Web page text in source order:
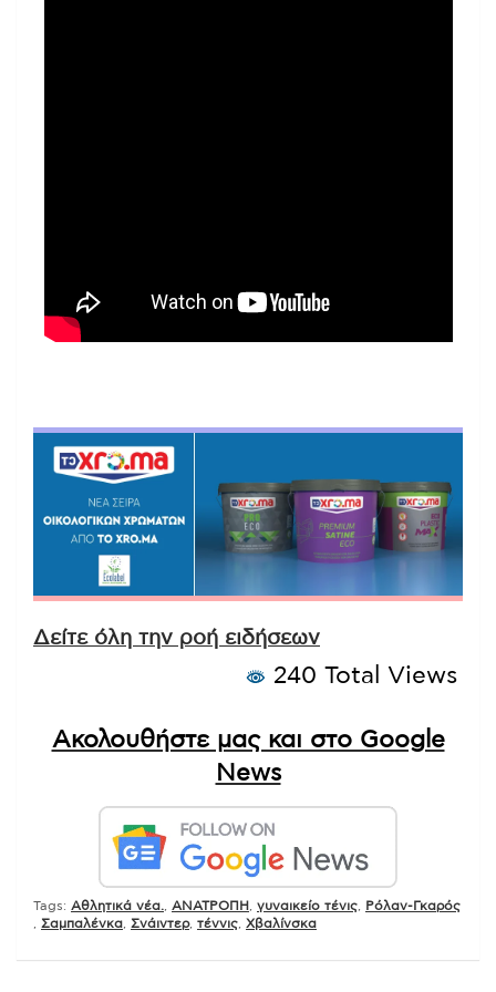
Δείτε όλη την ροή ειδήσεων
240 Total Views
Ακολουθήστε μας και στο Google
News
Tags: Αθλητικά νέα. ΑΝΑΤΡΟΠΗ γυναικείο τένις
Ρόλαν-Γκαρός
Σαμπαλένκα Σνάιντερ, τέννις Χβαλίνσκα